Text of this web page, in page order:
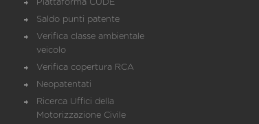
Piattaforma CUDE
Saldo punti patente
Verifica classe ambientale
veicolo
Verifica copertura RCA
Neopatentati
Ricerca Uffici della
Motorizzazione Civile